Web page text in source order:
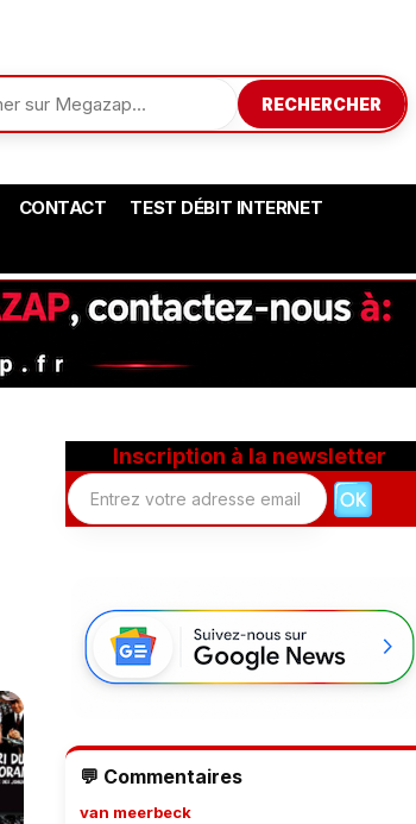
RECHERCHER
CONTACT TEST DÉBIT INTERNET
Inscription à la newsletter
💬 Commentaires
van meerbeck